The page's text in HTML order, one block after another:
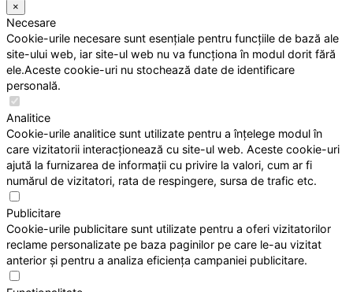
×
Necesare
Cookie-urile necesare sunt esențiale pentru funcțiile de bază ale
site-ului web, iar site-ul web nu va funcționa în modul dorit fără
ele.Aceste cookie-uri nu stochează date de identificare
personală.
Analitice
Cookie-urile analitice sunt utilizate pentru a înțelege modul în
care vizitatorii interacționează cu site-ul web. Aceste cookie-uri
ajută la furnizarea de informații cu privire la valori, cum ar fi
numărul de vizitatori, rata de respingere, sursa de trafic etc.
Publicitare
Cookie-urile publicitare sunt utilizate pentru a oferi vizitatorilor
reclame personalizate pe baza paginilor pe care le-au vizitat
anterior și pentru a analiza eficiența campaniei publicitare.